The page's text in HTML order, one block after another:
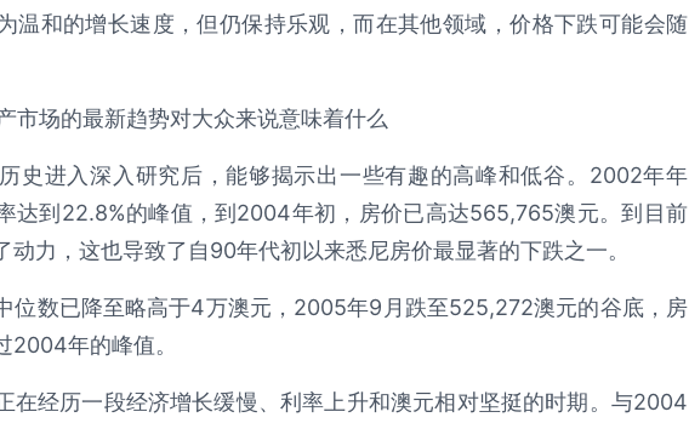
温和的增长速度，但仍保持乐观，而在其他领域，价格下跌可能会随
史进入深入研究后，能够揭示出一些有趣的高峰和低谷。2002年年
达到22.8%的峰值，到2004年初，房价已高达565,765澳元。到目前
动力，这也导致了自90年代初以来悉尼房价最显著的下跌之一。
位数已降至略高于4万澳元，2005年9月跌至525,272澳元的谷底，房
2004年的峰值。
在经历一段经济增长缓慢、利率上升和澳元相对坚挺的时期。与2004